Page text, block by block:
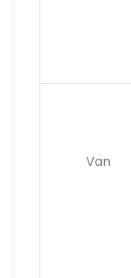
Van